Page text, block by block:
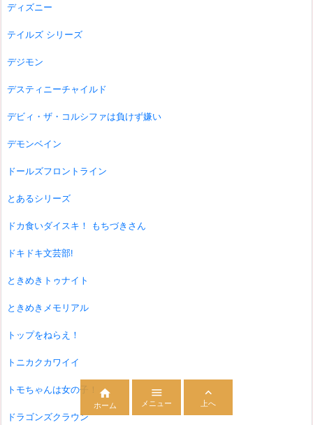
ディズニー
テイルズ シリーズ
デジモン
デスティニーチャイルド
デビィ・ザ・コルシファは負けず嫌い
デモンベイン
ドールズフロントライン
とあるシリーズ
ドカ食いダイスキ！ もちづきさん
ドキドキ文芸部!
ときめきトゥナイト
ときめきメモリアル
トップをねらえ！
トニカクカワイイ
トモちゃんは女の子！
ドラゴンズクラウン

ホーム

メニュー

上へ